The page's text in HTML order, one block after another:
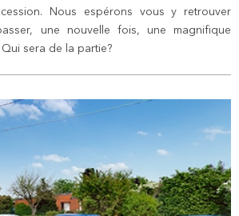
Nous espérons vous y retrouver
une nouvelle fois, une magnifique
sera de la partie?